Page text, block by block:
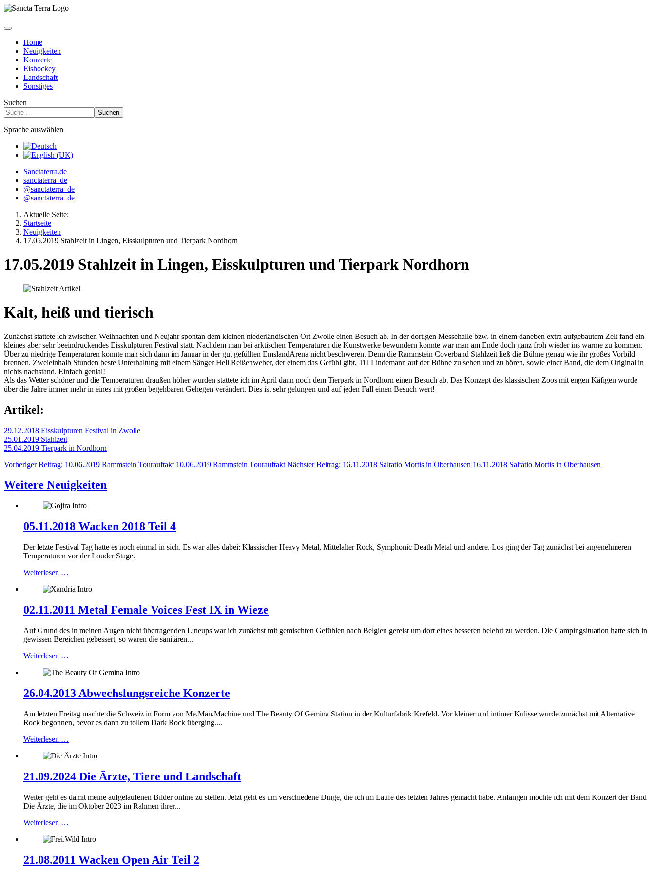
Home
Neuigkeiten
Konzerte
Eishockey
Landschaft
Sonstiges
Suchen
Suchen
Sprache auswählen
Sanctaterra.de
sanctaterra_de
@sanctaterra_de
@sanctaterra_de
Aktuelle Seite:
Startseite
Neuigkeiten
17.05.2019 Stahlzeit in Lingen, Eisskulpturen und Tierpark Nordhorn
17.05.2019 Stahlzeit in Lingen, Eisskulpturen und Tierpark Nordhorn
Kalt, heiß und tierisch
Zunächst stattete ich zwischen Weihnachten und Neujahr spontan dem kleinen niederländischen Ort Zwolle einen Besuch ab. In der dortigen Messehalle bzw. in einem daneben extra aufgebautem Zelt fand ein
kleines aber sehr beeindruckendes Eisskulpturen Festival statt. Nachdem man bei arktischen Temperaturen die Kunstwerke bewundern konnte war man am Ende doch ganz froh wieder ins warme zu kommen.
Über zu niedrige Temperaturen konnte man sich dann im Januar in der gut gefüllten EmslandArena nicht beschweren. Denn die Rammstein Coverband Stahlzeit ließ die Bühne genau wie ihr großes Vorbild
brennen. Zweieinhalb Stunden beste Unterhaltung mit einem Sänger Heli Reißenweber, der einem das Gefühl gibt, Till Lindemann auf der Bühne zu sehen und zu hören, sowie einer Band, die dem Original in
nichts nachstand. Einfach genial!
Als das Wetter schöner und die Temperaturen draußen höher wurden stattete ich im April dann noch dem Tierpark in Nordhorn einen Besuch ab. Das Konzept des klassischen Zoos mit engen Käfigen wurde
über die Jahre immer mehr in eines mit großen begehbaren Gehegen verändert. Dies ist sehr gelungen und auf jeden Fall einen Besuch wert!
Artikel:
29.12.2018 Eisskulpturen Festival in Zwolle
25.01.2019 Stahlzeit
25.04.2019 Tierpark in Nordhorn
Vorheriger Beitrag: 10.06.2019 Rammstein Tourauftakt 10.06.2019 Rammstein Tourauftakt Nächster Beitrag: 16.11.2018 Saltatio Mortis in Oberhausen 16.11.2018 Saltatio Mortis in Oberhausen
Weitere Neuigkeiten
05.11.2018 Wacken 2018 Teil 4
Der letzte Festival Tag hatte es noch einmal in sich. Es war alles dabei: Klassischer Heavy Metal, Mittelalter Rock, Symphonic Death Metal und andere. Los ging der Tag zunächst bei angenehmeren
Temperaturen vor der Louder Stage.
Weiterlesen …
02.11.2011 Metal Female Voices Fest IX in Wieze
Auf Grund des in meinen Augen nicht überragenden Lineups war ich zunächst mit gemischten Gefühlen nach Belgien gereist um dort eines besseren belehrt zu werden. Die Campingsituation hatte sich in
gewissen Bereichen gebessert, so waren die sanitären...
Weiterlesen …
26.04.2013 Abwechslungsreiche Konzerte
Am letzten Freitag machte die Schweiz in Form von Me.Man.Machine und The Beauty Of Gemina Station in der Kulturfabrik Krefeld. Vor kleiner und intimer Kulisse wurde zunächst mit Alternative
Rock begonnen, bevor es dann zu tollem Dark Rock überging....
Weiterlesen …
21.09.2024 Die Ärzte, Tiere und Landschaft
Weiter geht es damit meine aufgelaufenen Bilder online zu stellen. Jetzt geht es um verschiedene Dinge, die ich im Laufe des letzten Jahres gemacht habe. Anfangen möchte ich mit dem Konzert der Band
Die Ärzte, die im Oktober 2023 im Rahmen ihrer...
Weiterlesen …
21.08.2011 Wacken Open Air Teil 2